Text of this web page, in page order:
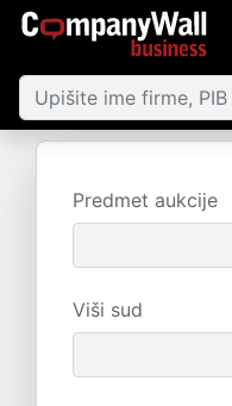
Predmet aukcije
Viši sud